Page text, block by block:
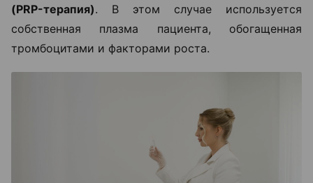
(PRP-терапия). В этом случае используется
собственная плазма пациента, обогащенная
тромбоцитами и факторами роста.